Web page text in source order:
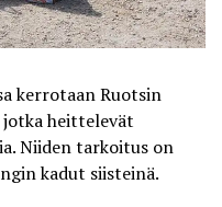
kerrotaan Ruotsin
heittelevät
Niiden tarkoitus on
kadut siisteinä.